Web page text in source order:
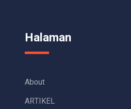
Halaman
About
ARTIKEL